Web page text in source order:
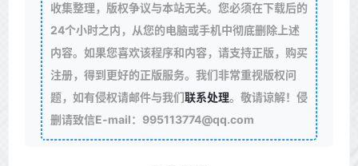
收集整理，版权争议与本站无关。您必须在下载后的
24个小时之内，从您的电脑或手机中彻底删除上述
内容。如果您喜欢该程序和内容，请支持正版，购买
注册，得到更好的正版服务。我们非常重视版权问
题，如有侵权请邮件与我们联系处理。敬请谅解！侵
删请致信E-mail：995113774@qq.com